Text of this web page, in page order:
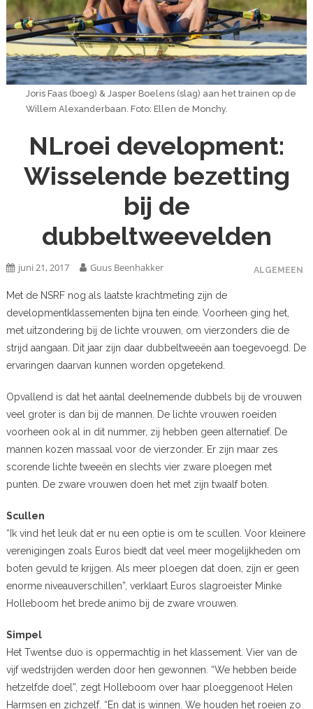
Joris Faas (boeg) & Jasper Boelens (slag) aan het trainen op de
Willem Alexanderbaan. Foto: Ellen de Monchy.
NLroei development:
Wisselende bezetting
bij de
dubbeltweevelden
ALGEMEEN
juni 21, 2017 Guus Beenhakker
Met de NSRF nog als laatste krachtmeting zijn de
developmentklassementen bijna ten einde. Voorheen ging het,
met uitzondering bij de lichte vrouwen, om vierzonders die de
strijd aangaan. Dit jaar zijn daar dubbeltweeën aan toegevoegd. De
ervaringen daarvan kunnen worden opgetekend.
Opvallend is dat het aantal deelnemende dubbels bij de vrouwen
veel groter is dan bij de mannen. De lichte vrouwen roeiden
voorheen ook al in dit nummer, zij hebben geen alternatief. De
mannen kozen massaal voor de vierzonder. Er zijn maar zes
scorende lichte tweeën en slechts vier zware ploegen met
punten. De zware vrouwen doen het met zijn twaalf boten.
Scullen
“Ik vind het leuk dat er nu een optie is om te scullen. Voor kleinere
verenigingen zoals Euros biedt dat veel meer mogelijkheden om
boten gevuld te krijgen. Als meer ploegen dat doen, zijn er geen
enorme niveauverschillen”, verklaart Euros slagroeister Minke
Holleboom het brede animo bij de zware vrouwen.
Simpel
Het Twentse duo is oppermachtig in het klassement. Vier van de
vijf wedstrijden werden door hen gewonnen. “We hebben beide
hetzelfde doel”, zegt Holleboom over haar ploeggenoot Helen
Harmsen en zichzelf. “En dat is winnen. We houden het roeien zo